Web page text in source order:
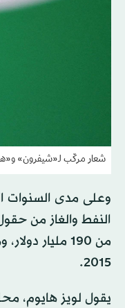
شعار مركّب لـ«شيفرون»
النفط والغاز من
من 190
2015.
يقول لويز هايوم،